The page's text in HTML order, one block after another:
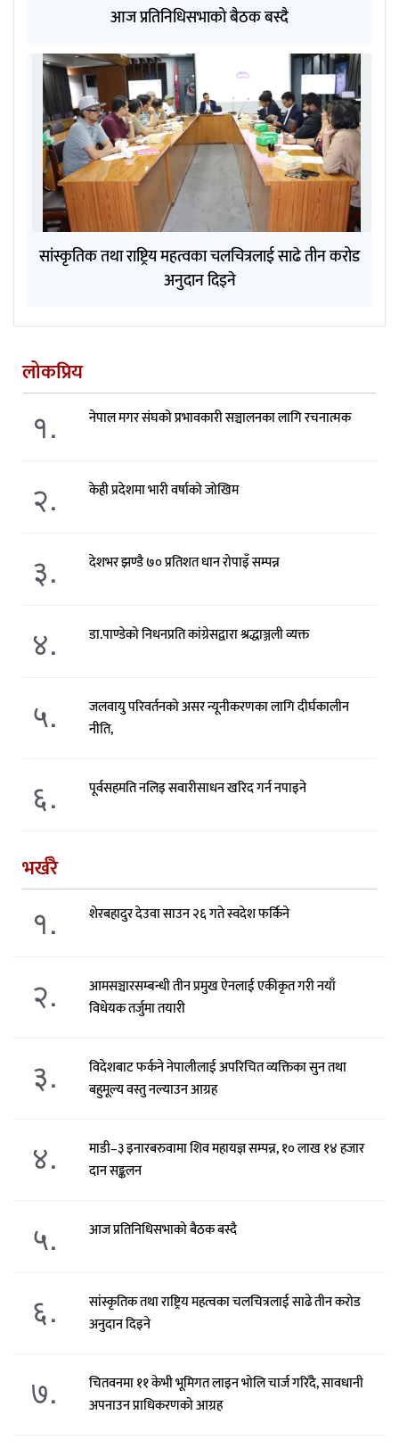
आज प्रतिनिधिसभाको बैठक बस्दै
सांस्कृतिक तथा राष्ट्रिय महत्वका चलचित्रलाई साढे तीन करोड
अनुदान दिइने
लोकप्रिय
१. नेपाल मगर संघको प्रभावकारी सञ्चालनका लागि रचनात्मक
२. केही प्रदेशमा भारी वर्षाको जोखिम
३. देशभर झण्डै ७० प्रतिशत धान रोपाइँ सम्पन्न
४. डा.पाण्डेको निधनप्रति कांग्रेसद्वारा श्रद्धाञ्जली व्यक्त
५.
जलवायु परिवर्तनको असर न्यूनीकरणका लागि दीर्घकालीन
नीति,
६. पूर्वसहमति नलिइ सवारीसाधन खरिद गर्न नपाइने
भर्खरै
१. शेरबहादुर देउवा साउन २६ गते स्वदेश फर्किने
२.
आमसञ्चारसम्बन्धी तीन प्रमुख ऐनलाई एकीकृत गरी नयाँ
विधेयक तर्जुमा तयारी
३.
विदेशबाट फर्कने नेपालीलाई अपरिचित व्यक्तिका सुन तथा
बहुमूल्य वस्तु नल्याउन आग्रह
४.
माडी–३ इनारबरुवामा शिव महायज्ञ सम्पन्न, १० लाख १४ हजार
दान सङ्कलन
५. आज प्रतिनिधिसभाको बैठक बस्दै
६.
सांस्कृतिक तथा राष्ट्रिय महत्वका चलचित्रलाई साढे तीन करोड
अनुदान दिइने
७.
चितवनमा ११ केभी भूमिगत लाइन भोलि चार्ज गरिँदै, सावधानी
अपनाउन प्राधिकरणको आग्रह